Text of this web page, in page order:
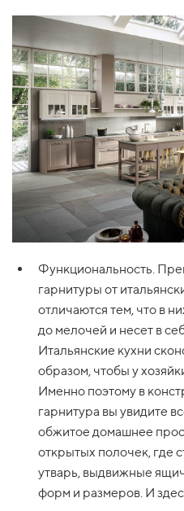
Функциональность.
гарнитуры от
отличаются тем, что в
до мелочей и несет в
Итальянские кухни
образом, чтобы у
Именно поэтому в
гарнитура вы увидите
обжитое домашнее
открытых полочек, где
утварь, выдвижные
форм и размеров. И